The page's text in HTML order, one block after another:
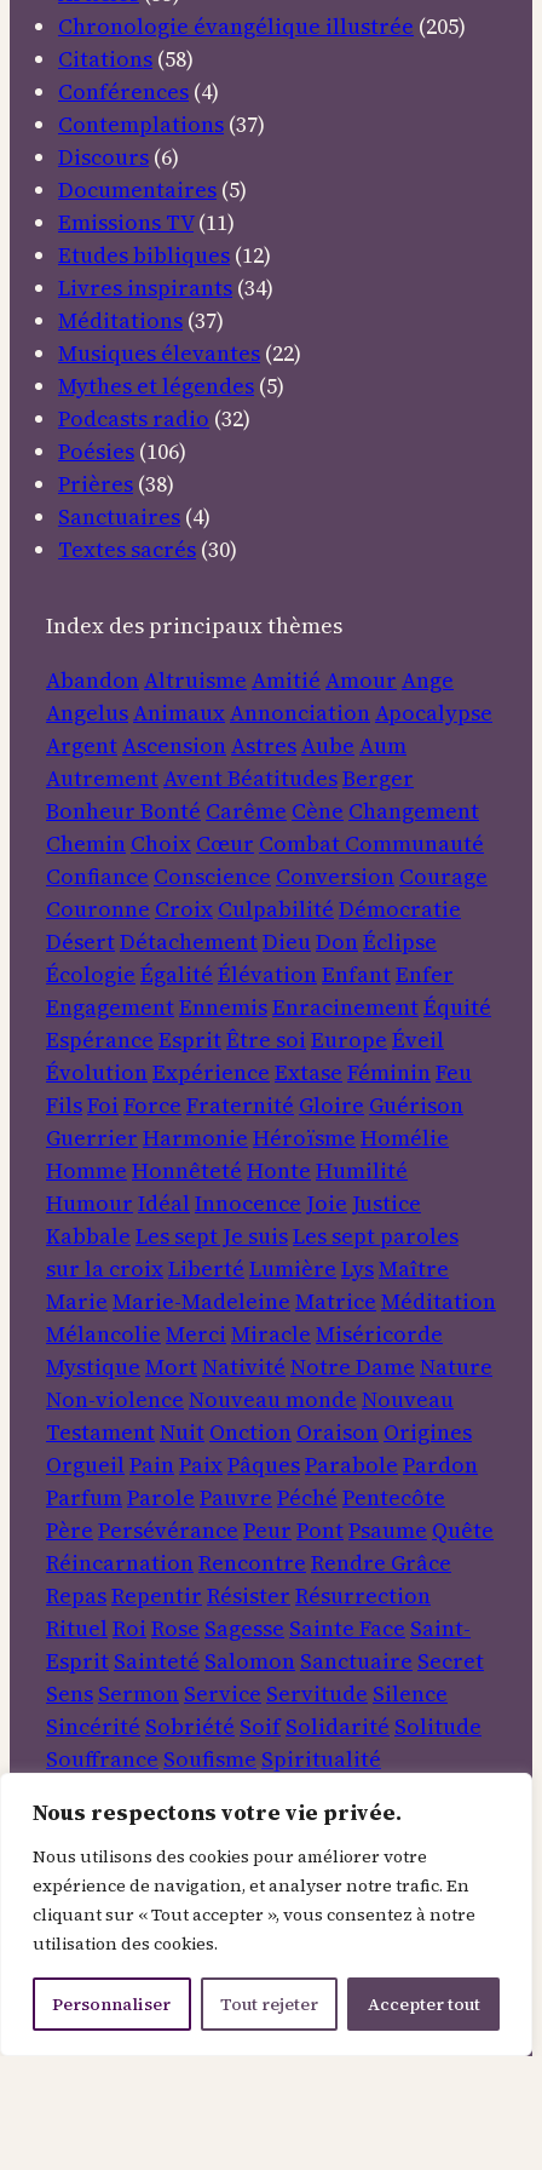
Nous respectons votre vie privée.
Nous utilisons des cookies pour améliorer votre
expérience de navigation, et analyser notre trafic. En
cliquant sur « Tout accepter », vous consentez à notre
utilisation des cookies.
Personnaliser Tout rejeter Accepter tout
Chronologie évangélique illustrée (205)
Citations (58)
Conférences (4)
Contemplations (37)
Discours (6)
Documentaires (5)
Emissions TV(11)
Etudes bibliques (12)
Livres inspirants (34)
Méditations (37)
Musiques élevantes (22)
Mythes et légendes (5)
Podcasts radio (32)
Poésies (106)
Prières (38)
Sanctuaires (4)
Textes sacrés (30)
Index des principaux thèmes
AbandonAltruisme Amitié Amour Ange
AngelusAnimauxAnnonciationApocalypse
ArgentAscensionAstresAube Aum
AutrementAventBéatitudesBerger
Bonheur Bonté Carême Cène Changement
Chemin Choix Cœur Combat Communauté
Confiance Conscience Conversion Courage
Couronne Croix Culpabilité Démocratie
DésertDétachementDieuDonÉclipse
Écologie Égalité ÉlévationEnfantEnfer
EngagementEnnemisEnracinementÉquité
Espérance EspritÊtre soi Europe Éveil
ÉvolutionExpérience Extase FémininFeu
FilsFoi Force Fraternité Gloire Guérison
Guerrier Harmonie Héroïsme Homélie
Homme Honnêteté Honte Humilité
Humour Idéal Innocence Joie Justice
Kabbale Les sept Je suisLes sept paroles
sur la croixLiberté Lumière LysMaître
Marie Marie-Madeleine Matrice Méditation
Mélancolie Merci Miracle Miséricorde
Mystique MortNativité Notre Dame Nature
Non-violence Nouveau monde Nouveau
TestamentNuit Onction Oraison Origines
Orgueil PainPaixPâquesParabole Pardon
ParfumParole Pauvre Péché Pentecôte
Père Persévérance Peur PontPsaume Quête
RéincarnationRencontre Rendre Grâce
RepasRepentir Résister Résurrection
Rituel Roi Rose Sagesse Sainte Face Saint-
Esprit Sainteté Salomon Sanctuaire Secret
Sens Sermon Service Servitude Silence
Sincérité Sobriété Soif Solidarité Solitude
Souffrance Soufisme Spiritualité
Veda VerbeVéritéVertu VictoireVie
intérieure VinVisitationVoyage
Rechercher
Informations